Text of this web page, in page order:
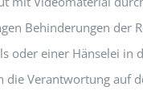
Behinderungen der
einer Hänselei in
Verantwortung auf